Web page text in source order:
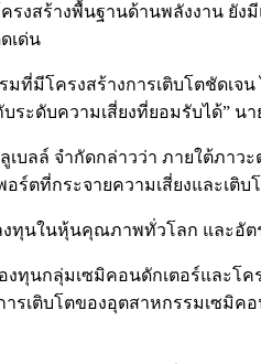
ะโครงสร้างพื้นฐานด้านพลังง
เด่น
มีโครงสร้างการเติบโตชัดเ
ะดับความเสี่ยงที่ยอมรับได้” น
ล์ จำกัดกล่าวว่า ภายใต้ภาว
ร์ตที่กระจายความเสี่ยงและเติบ
งทุนในหุ้นคุณภาพทั่วโลก และอั
นกลุ่มเซมิคอนดักเตอร์และโค
รเติบโตของอุตสาหกรรมเซมิ